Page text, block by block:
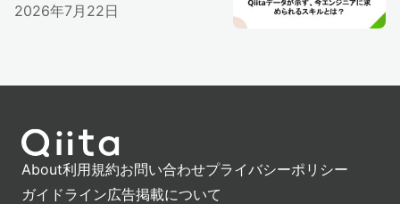
タが示す、今エンジニアに求めら
2026年7月22日
About利用規約お問い合わせプライバシーポリシー
ガイドライン広告掲載について